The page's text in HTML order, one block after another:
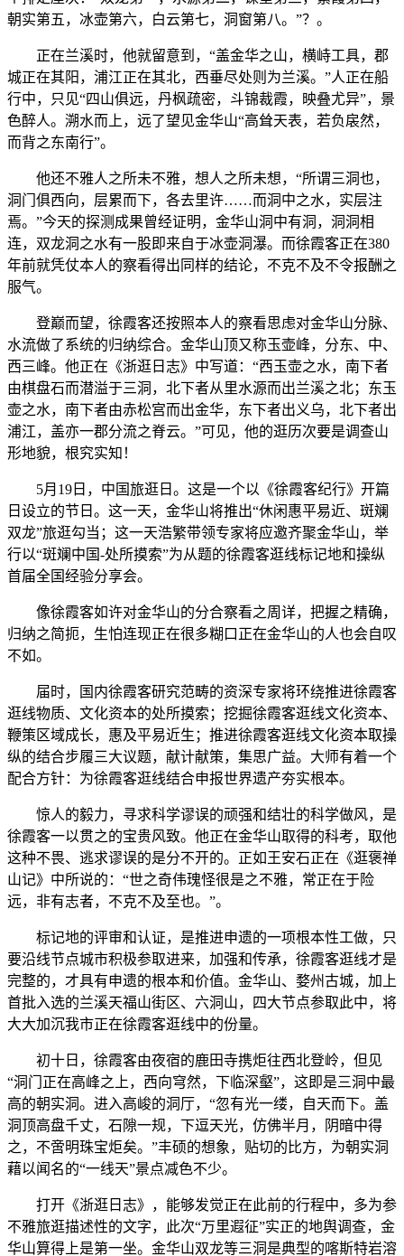
朝实第五，冰壶第六，白云第七，洞窗第八。”？。
正在兰溪时，他就留意到，“盖金华之山，横峙工具，郡
城正在其阳，浦江正在其北，西垂尽处则为兰溪。”人正在船
行中，只见“四山俱远，丹枫疏密，斗锦裁霞，映叠尤异”，景
色醉人。溯水而上，远了望见金华山“高耸天表，若负扆然，
而背之东南行”。
他还不雅人之所未不雅，想人之所未想，“所谓三洞也，
洞门俱西向，层累而下，各去里许……而洞中之水，实层注
焉。”今天的探测成果曾经证明，金华山洞中有洞，洞洞相
连，双龙洞之水有一股即来自于冰壶洞瀑。而徐霞客正在380
年前就凭仗本人的察看得出同样的结论，不克不及不令报酬之
服气。
登巅而望，徐霞客还按照本人的察看思虑对金华山分脉、
水流做了系统的归纳综合。金华山顶又称玉壶峰，分东、中、
西三峰。他正在《浙逛日志》中写道：“西玉壶之水，南下者
由棋盘石而潜溢于三洞，北下者从里水源而出兰溪之北；东玉
壶之水，南下者由赤松宫而出金华，东下者出义乌，北下者出
浦江，盖亦一郡分流之脊云。”可见，他的逛历次要是调查山
形地貌，根究实知！
5月19日，中国旅逛日。这是一个以《徐霞客纪行》开篇
日设立的节日。这一天，金华山将推出“休闲惠平易近、斑斓
双龙”旅逛勾当；这一天浩繁带领专家将应邀齐聚金华山，举
行以“斑斓中国-处所摸索”为从题的徐霞客逛线标记地和操纵
首届全国经验分享会。
像徐霞客如许对金华山的分合察看之周详，把握之精确，
归纳之简扼，生怕连现正在很多糊口正在金华山的人也会自叹
不如。
届时，国内徐霞客研究范畴的资深专家将环绕推进徐霞客
逛线物质、文化资本的处所摸索；挖掘徐霞客逛线文化资本、
鞭策区域成长，惠及平易近生；推进徐霞客逛线文化资本取操
纵的结合步履三大议题，献计献策，集思广益。大师有着一个
配合方针：为徐霞客逛线结合申报世界遗产夯实根本。
惊人的毅力，寻求科学谬误的顽强和结壮的科学做风，是
徐霞客一以贯之的宝贵风致。他正在金华山取得的科考，取他
这种不畏、逃求谬误的是分不开的。正如王安石正在《逛褒禅
山记》中所说的：“世之奇伟瑰怪很是之不雅，常正在于险
远，非有志者，不克不及至也。”。
标记地的评审和认证，是推进申遗的一项根本性工做，只
要沿线节点城市积极参取进来，加强和传承，徐霞客逛线才是
完整的，才具有申遗的根本和价值。金华山、婺州古城，加上
首批入选的兰溪天福山街区、六洞山，四大节点参取此中，将
大大加沉我市正在徐霞客逛线中的份量。
初十日，徐霞客由夜宿的鹿田寺携炬往西北登岭，但见
“洞门正在高峰之上，西向穹然，下临深壑”，这即是三洞中最
高的朝实洞。进入高峻的洞厅，“忽有光一缕，自天而下。盖
洞顶高盘千丈，石隙一规，下逗天光，仿佛半月，阴暗中得
之，不啻明珠宝炬矣。”丰硕的想象，贴切的比方，为朝实洞
藉以闻名的“一线天”景点减色不少。
打开《浙逛日志》，能够发觉正在此前的行程中，多为参
不雅旅逛描述性的文字，此次“万里遐征”实正的地舆调查，金
华山算得上是第一坐。金华山双龙等三洞是典型的喀斯特岩溶